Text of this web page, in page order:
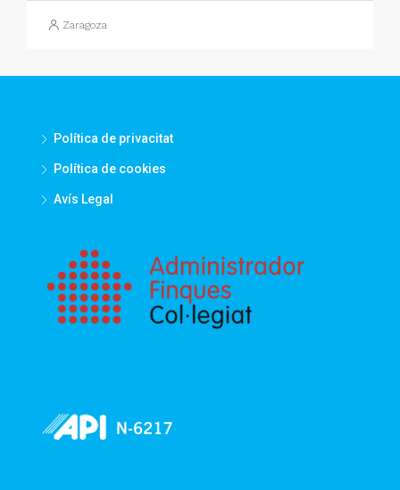
Zaragoza
Política de privacitat
Política de cookies
Avís Legal